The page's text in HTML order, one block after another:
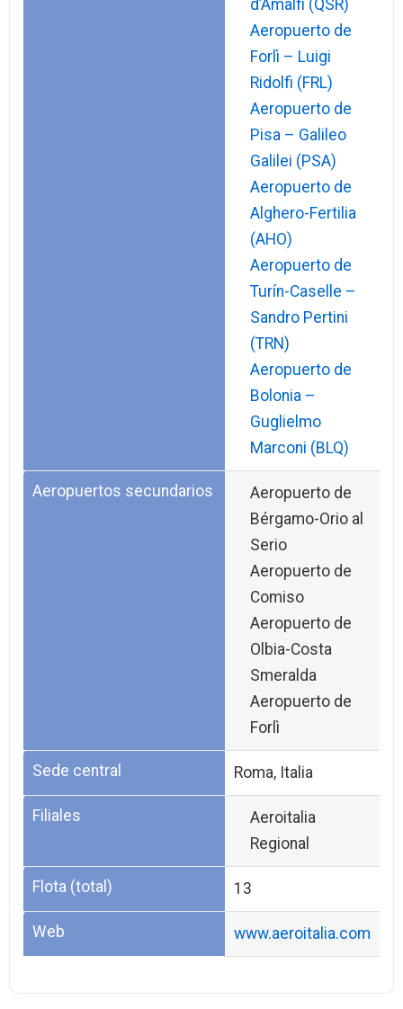
d’Amalfi (QSR)
Aeropuerto de
Forlì – Luigi
Ridolfi (FRL)
Aeropuerto de
Pisa – Galileo
Galilei (PSA)
Aeropuerto de
Alghero-Fertilia
(AHO)
Aeropuerto de
Turín-Caselle –
Sandro Pertini
(TRN)
Aeropuerto de
Bolonia –
Guglielmo
Marconi (BLQ)
Aeropuertos secundarios
Aeropuerto de
Bérgamo-Orio al
Serio
Aeropuerto de
Comiso
Aeropuerto de
Olbia-Costa
Smeralda
Aeropuerto de
Forlì
Sede central Roma, Italia
Filiales
Aeroitalia
Regional
Flota (total) 13
Web www.aeroitalia.com